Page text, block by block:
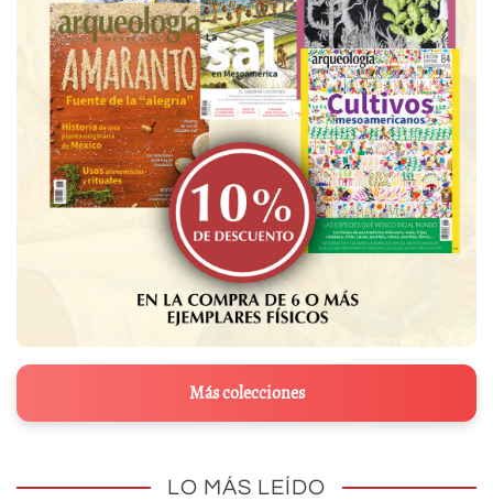
Más colecciones
LO MÁS LEÍDO